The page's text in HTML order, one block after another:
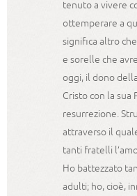
tenuto a vivere
ottemperare a
significa altro
e sorelle che
oggi, il dono
Cristo con la sua
resurrezione.
attraverso il
tanti fratelli
Ho battezzato
adulti; ho, cioè,